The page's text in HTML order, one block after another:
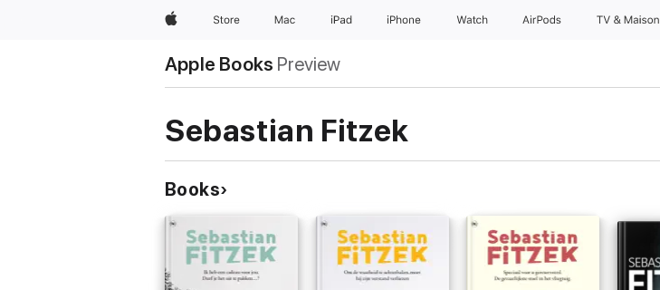
AppleStore Mac iPad iPhone Watch AirPods TV & Maison
Apple Books Preview
Sebastian Fitzek
Books